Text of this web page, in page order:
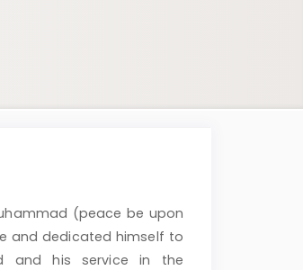
(peace be upon
and dedicated himself to
and his service in the